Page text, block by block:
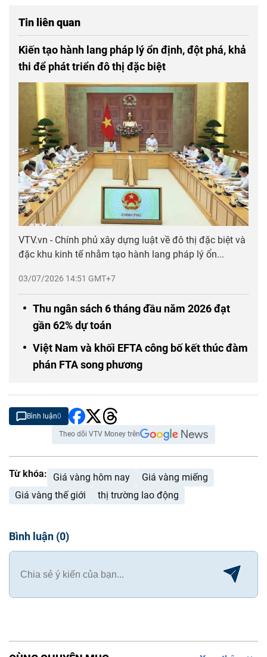
Tin liên quan
Kiến tạo hành lang pháp lý ổn định, đột phá, khả
thi để phát triển đô thị đặc biệt
03/07/2026 14:51 GMT+7
VTV.vn - Chính phủ xây dựng luật về đô thị đặc biệt và
đặc khu kinh tế nhằm tạo hành lang pháp lý ổn...
Thu ngân sách 6 tháng đầu năm 2026 đạt
gần 62% dự toán
Việt Nam và khối EFTA công bố kết thúc đàm
phán FTA song phương
Bình luận0
Theo dõi VTV Money trên
Từ khóa: Giá vàng hôm nay
Giá vàng miếng
Giá vàng thế giới
thị trường lao động
Bình luận (0)